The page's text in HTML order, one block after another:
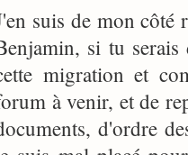
suis de mon côté
si tu
migration et
à venir, et de
d'ordre